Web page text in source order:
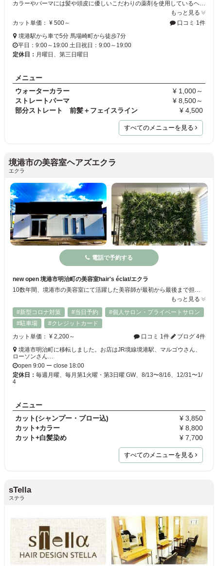
もっと見る
カット単価： ¥ 500～
口コミ 1件
境港駅から車で5分 馬場崎町から徒歩7分
平日：9:00～19:00 土日祝日：9:00～19:00
定休日： 月曜日、第三日曜日
メニュー
ウォーターカラー
¥ 1,000～
ストレートパーマ
¥ 8,500～
部分ストレート 前髪＋フェイスライン
¥ 4,500
すべてのメニューを見る
境港市の美容室ヘアズエクラ
エクラ
電話で予約する
new open 境港市明治町の美容室hair's éclat/エクラ
10数年間、境港市の美容室にて活躍した美容師が最初から最後まで担当します。 お店で使用するシャンプーは上質なルベルSeeSawやＮ．を契約しています。髪質改善にご興味のある方はご相談ください。 予約制貸切の美容室なので、他のお客様に気を遣うこともありません。 感染症対策にも取り組んでいますので、入店時の検温・手指消毒にご理解とご協力をよろしくお願いいたします。
もっと見る
#新型コロナ対策
#当日予約
#個人サロン・プライベートサロン
#駐車場
#クレジットカード
カット単価： ¥ 2,200～
口コミ 1件
ブログ 4件
境港市明治町に移転しました。お店はJR境線境港駅、マルゴウさん、
ローソンさん…
open 9:00 ー close 18:00
定休日： 毎週月曜、毎月第1火曜・第3日曜 GW、8/13〜8/16、12/31〜1/
4
メニュー
カット(シャンプー・ブロー込)
¥ 3,850
カット+カラー
¥ 8,800
カット+白髪染め
¥ 7,700
すべてのメニューを見る
sTella
ステラ